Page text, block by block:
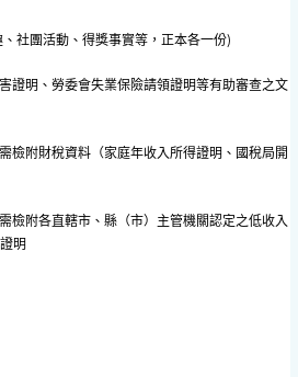
社團活動、得獎事實等，正本各一份)
證明、勞委會失業保險請領證明等有助審查之文
檢附財稅資料（家庭年收入所得證明、國稅局開
檢附各直轄市、縣（市）主管機關認定之低收入
明